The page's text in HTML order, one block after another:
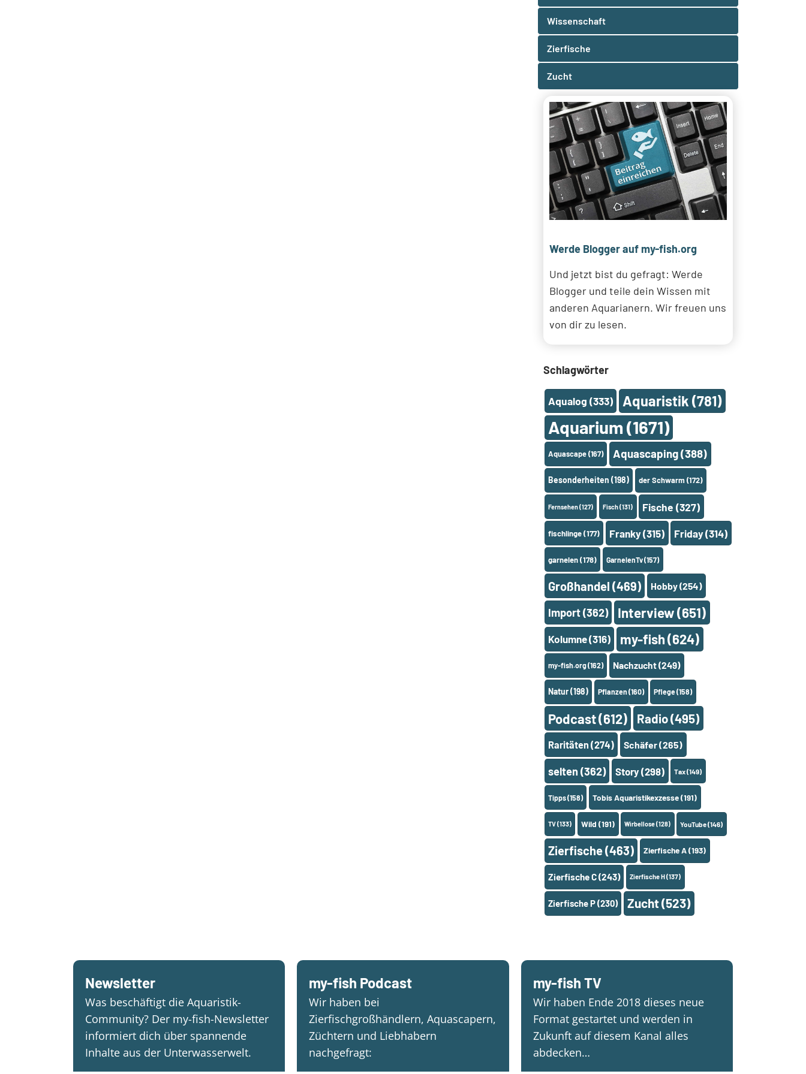
Wissenschaft
Zierfische
Zucht
Werde Blogger auf my-fish.org
Und jetzt bist du gefragt: Werde
Blogger und teile dein Wissen mit
anderen Aquarianern. Wir freuen uns
von dir zu lesen.
Schlagwörter
Aqualog (333) Aquaristik (781)
Aquarium (1671)
Aquascape(167) Aquascaping(388)
Besonderheiten (198) der Schwarm(172)
Fernsehen(127) Fisch(131) Fische (327)
fischlinge(177) Franky(315) Friday(314)
garnelen(178) GarnelenTv(157)
Großhandel (469) Hobby(254)
Import(362) Interview(651)
Kolumne(316) my-fish(624)
my-fish.org(162) Nachzucht(249)
Natur(198) Pflanzen(160) Pflege(158)
Podcast(612) Radio(495)
Raritäten (274) Schäfer(265)
selten (362) Story (298) Tax(149)
Tipps(158) Tobis Aquaristikexzesse(191)
TV(133) Wild (191) Wirbellose(128) YouTube(146)
Zierfische(463) Zierfische A(193)
Zierfische C(243) Zierfische H(137)
Zierfische P(230) Zucht(523)
Newsletter
Was beschäftigt die Aquaristik-
Community? Der my-fish-Newsletter
informiert dich über spannende
Inhalte aus der Unterwasserwelt.
my-fish Podcast
Wir haben bei
Zierfischgroßhändlern, Aquascapern,
Züchtern und Liebhabern
nachgefragt:
my-fish TV
Wir haben Ende 2018 dieses neue
Format gestartet und werden in
Zukunft auf diesem Kanal alles
abdecken…